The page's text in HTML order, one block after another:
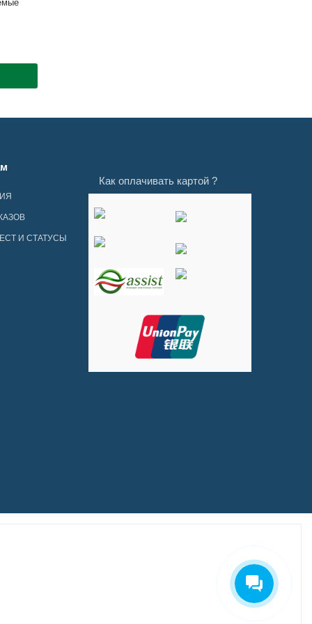
И СТАТУСЫ
Как оплачивать картой ?